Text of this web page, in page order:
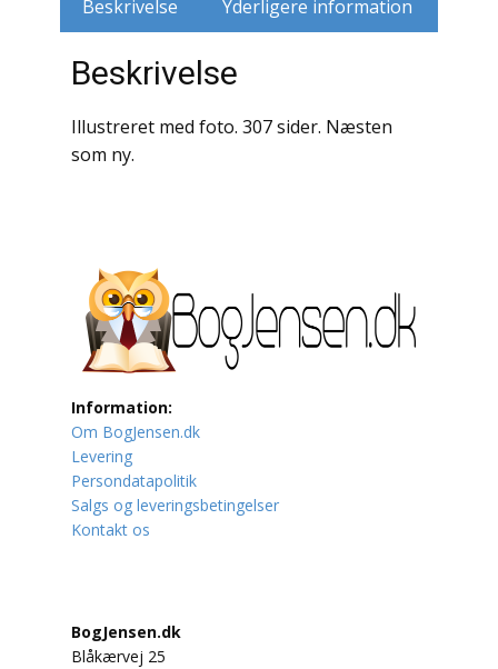
Krige / Slag
Litteraturhistorie
Lokalhistorie / Topografi
Lystfiskeri
Mad
Musik
Naturen
Beskrivelse Yderligere information
Beskrivelse
Illustreret med foto. 307 sider. Næsten
som ny.
Information:
Om BogJensen.dk
Levering
Persondatapolitik
Salgs og leveringsbetingelser
Kontakt os
BogJensen.dk
Blåkærvej 25